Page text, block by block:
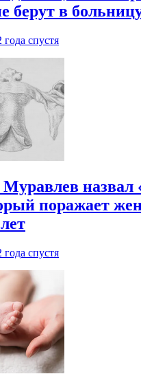
берут в
года спустя
назвал
поражает
года спустя